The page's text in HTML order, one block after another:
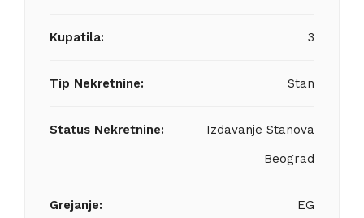
Kupatila: 3
Tip Nekretnine: Stan
Status Nekretnine:
Izdavanje Stanova
Beograd
Grejanje: EG